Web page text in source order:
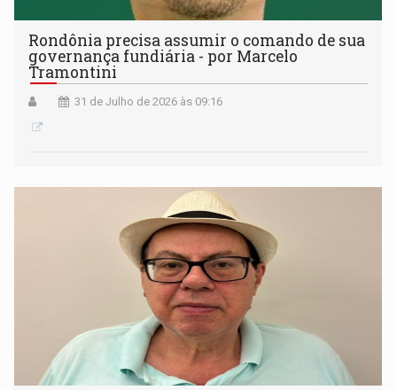
Rondônia precisa assumir o comando de sua
governança fundiária - por Marcelo
Tramontini
31 de Julho de 2026 às 09:16